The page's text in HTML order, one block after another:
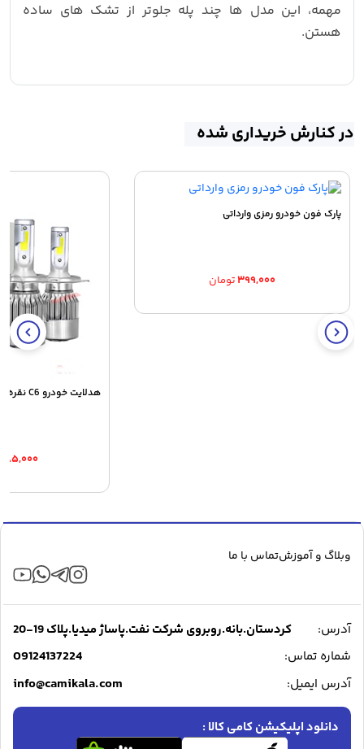
مهمه، این مدل ها چند پله جلوتر از تشک های ساده
هستن.
در کنارش خریداری شده
پارک فون خودرو رمزی وارداتی
۳۹۹,۰۰۰تومان
هدلایت خودرو C6 نقره ای
وبلاگ و آموزشتماس با ما
آدرس:
کردستان.بانه.روبروی شرکت نفت.پاساژ میدیا.پلاک 19-20
شماره تماس:
09124137224
آدرس ایمیل: info@camikala.com
دانلود اپلیکیشن کامی کالا :